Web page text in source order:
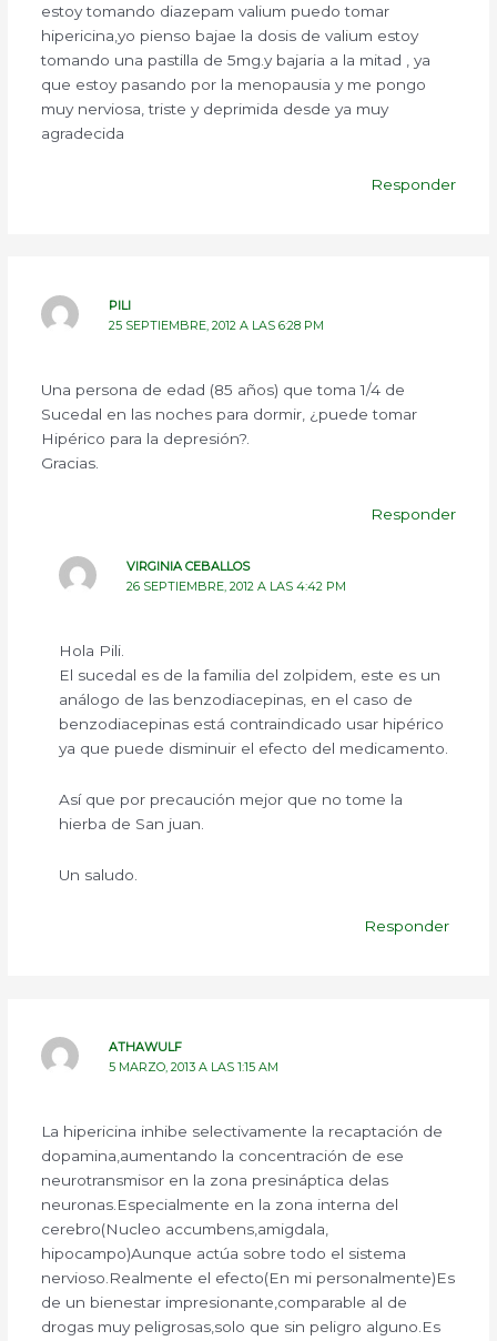
estoy tomando diazepam valium puedo tomar
hipericina,yo pienso bajae la dosis de valium estoy
tomando una pastilla de 5mg.y bajaria a la mitad , ya
que estoy pasando por la menopausia y me pongo
muy nerviosa, triste y deprimida desde ya muy
agradecida
Responder
PILI
25 SEPTIEMBRE, 2012 A LAS 6:28 PM
Una persona de edad (85 años) que toma 1/4 de
Sucedal en las noches para dormir, ¿puede tomar
Hipérico para la depresión?.
Gracias.
Responder
VIRGINIA CEBALLOS
26 SEPTIEMBRE, 2012 A LAS 4:42 PM
Hola Pili.
El sucedal es de la familia del zolpidem, este es un
análogo de las benzodiacepinas, en el caso de
benzodiacepinas está contraindicado usar hipérico
ya que puede disminuir el efecto del medicamento.
Así que por precaución mejor que no tome la
hierba de San juan.
Un saludo.
Responder
ATHAWULF
5 MARZO, 2013 A LAS 1:15 AM
La hipericina inhibe selectivamente la recaptación de
dopamina,aumentando la concentración de ese
neurotransmisor en la zona presináptica delas
neuronas.Especialmente en la zona interna del
cerebro(Nucleo accumbens,amigdala,
hipocampo)Aunque actúa sobre todo el sistema
nervioso.Realmente el efecto(En mi personalmente)Es
de un bienestar impresionante,comparable al de
drogas muy peligrosas,solo que sin peligro alguno.Es